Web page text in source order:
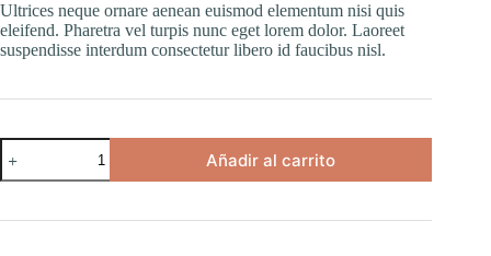
Ultrices neque ornare aenean euismod elementum nisi quis
eleifend. Pharetra vel turpis nunc eget lorem dolor. Laoreet
suspendisse interdum consectetur libero id faucibus nisl.
Pellentesque
Mauris
cantidad
Añadir al carrito